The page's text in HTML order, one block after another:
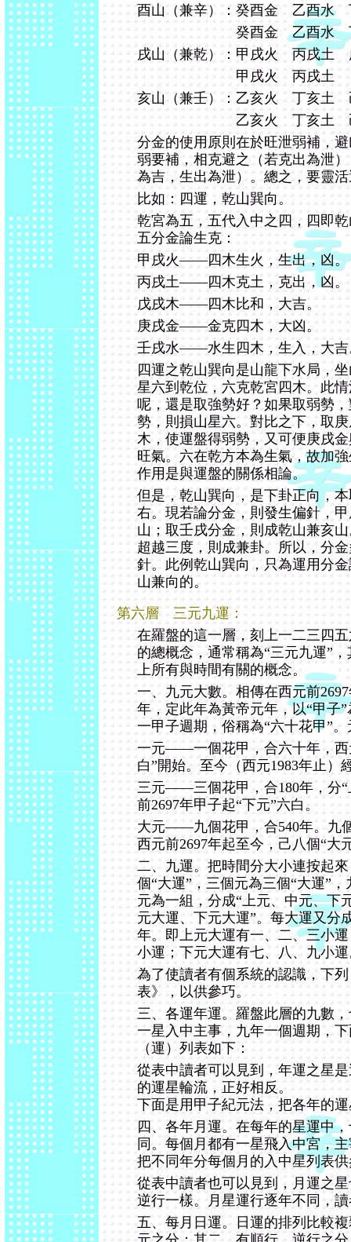
酉山（兼辛）：癸酉金 乙酉
癸酉金 乙酉水 丁酉
戌山（兼乾）：甲戌火 丙戌
甲戌火 丙戌土 戊戌
亥山（兼壬）：乙亥火 丁亥
乙亥火 丁亥土 己亥
分金的使用原則在於旺泄弱補，
弱要補，相克避之（若克出為泄
為吉，生出為泄）。總之，要靈
比如：四運，乾山巽向。
乾宮為五，五代入中之四，四即
五分金論生克：
甲戌火――四木生火，生出，凶。
丙戌土――四木克土，克出，凶。
戊戌木――四木比和，大吉。
庚戌金――金克四木，大凶。
壬戌水――水生四木，生入，大吉
四運之乾山巽向是山龍下水局，
星六到乾位，六克乾宮四木。此
呢，還是取強勢好？如果取弱勢
勢，則損山星六。對比之下，取
木，使運盤得弱勢，又可便庚戌
旺氣。六在乾方本為生氣，故加
作用是與運盤的關係相論。
但是，乾山巽向，是下卦正向，
右。現若論分金，則發生偏針，
山；取壬戌分金，則成乾山兼亥
超越三度，則成兼卦。所以，分
針。此例乾山巽向，只為運用分
山兼向的。
第六層 三元九運：
在羅盤的這一層，刻上一二三四
的總概念，通常稱為“三元九運”
上所有與時間有關的概念。
一、九元大數。相傳在西元前
年，定此年為黃帝元年，以“甲子
一甲子週期，俗稱為“六十花甲”
一元――一個花甲，合六十年，西
白”開始。至今（西元1983年止）
三元――三個花甲，合180年，分“
前2697年甲子起“下元”六白。
大元――九個花甲，合540年。九
西元前2697年起至今，己八個“大
二、九運。把時間分大小連按起
個“大運”，三個元為三個“大運”
元為一組，分成“上元、中元、下
元大運、下元大運”。每大運又分
年。即上元大運有一、二、三小
小運；下元大運有七、八、九小
為了使讀者有個系統的認識，下
表》，以供參巧。
三、各運年運。羅盤此層的九數
一星入中主事，九年一個週期，
（運）列表如下：
從表中讀者可以見到，年運之星
的運星輪流，正好相反。
下面是用甲子紀元法，把各年的
四、各年月運。在每年的星運中
同。每個月都有一星飛入中宮，
把不同年分每個月的入中星列表
從表中讀者也可以見到，月運之
逆行一樣。月星運行逐年不同，
五、每月日運。日運的排列比較